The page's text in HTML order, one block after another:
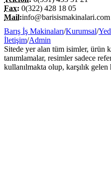
Fax: 0(322) 428 18 05
Mail:info@barisismakinalari.com
Barış İş Makinaları/Kurumsal/
İletişim/Admin
Sitede yer alan tüm isimler, ürün
tanımlamalar, resimler sadece
kullanılmakta olup, karşılık